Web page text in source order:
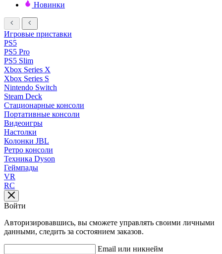
Новинки
Игровые приставки
PS5
PS5 Pro
PS5 Slim
Xbox Series X
Xbox Series S
Nintendo Switch
Steam Deck
Стационарные консоли
Портативные консоли
Видеоигры
Настолки
Колонки JBL
Ретро консоли
Техника Dyson
Геймпады
VR
RC
Войти
Авторизировавшись, вы сможете управлять своими личными
данными, следить за состоянием заказов.
Email или никнейм